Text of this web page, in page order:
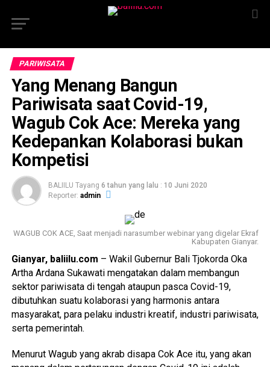
PARIWISATA
Yang Menang Bangun
Pariwisata saat Covid-19,
Wagub Cok Ace: Mereka yang
Kedepankan Kolaborasi bukan
Kompetisi
BALIILU Tayang 6 tahun yang lalu : 10 Juni 2020
Reporter: admin
WAGUB COK ACE, Saat menjadi narasumber webinar yang digelar Ekraf
Kabupaten Gianyar.
Gianyar, baliilu.com – Wakil Gubernur Bali Tjokorda Oka
Artha Ardana Sukawati mengatakan dalam membangun
sektor pariwisata di tengah ataupun pasca Covid-19,
dibutuhkan suatu kolaborasi yang harmonis antara
masyarakat, para pelaku industri kreatif, industri pariwisata,
serta pemerintah.
Menurut Wagub yang akrab disapa Cok Ace itu, yang akan